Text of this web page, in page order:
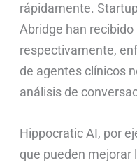
rápidamente.
Abridge han
respectivamente,
de agentes clínicos
análisis de
Hippocratic AI, por
que pueden mejorar